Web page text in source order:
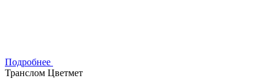
Подробнее
Транслом Цветмет